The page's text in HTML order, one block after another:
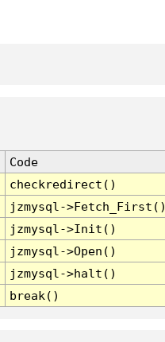
Code
checkredirect()
jzmysql-
jzmysql->Init()
jzmysql->Open()
jzmysql->halt()
break()